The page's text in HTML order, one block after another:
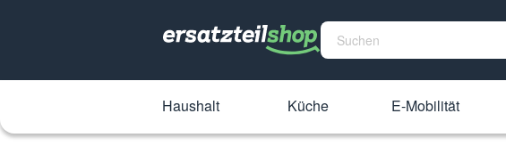
Haushalt Küche E-Mobilität